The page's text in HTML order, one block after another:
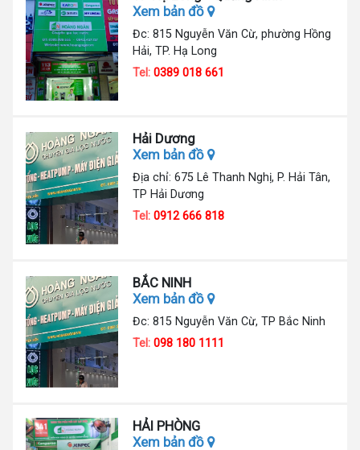
Xem bản đồ
Đc: 815 Nguyễn Văn Cừ, phường Hồng
Hải, TP. Hạ Long
Tel:0389 018 661
Hải Dương
Xem bản đồ
Địa chỉ: 675 Lê Thanh Nghị, P. Hải Tân,
TP Hải Dương
Tel:0912 666 818
BẮC NINH
Xem bản đồ
Đc: 815 Nguyễn Văn Cừ, TP Bắc Ninh
Tel:098 180 1111
HẢI PHÒNG
Xem bản đồ